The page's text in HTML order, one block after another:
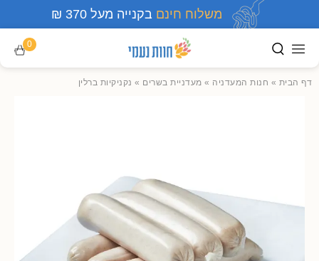
משלוח חינם בקנייה מעל 370 ₪
0
דף הבית » חנות המעדניה » מעדניית בשרים » נקניקיות ברלין